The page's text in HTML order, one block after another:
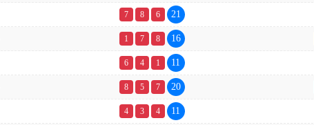
7 8 6 21
1 7 8 16
6 4 1 11
8 5 7 20
4 3 4 11